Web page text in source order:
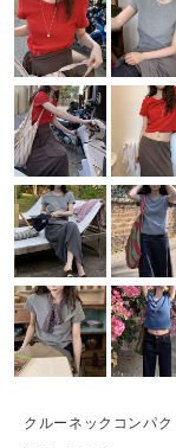
クルーネックコンパ